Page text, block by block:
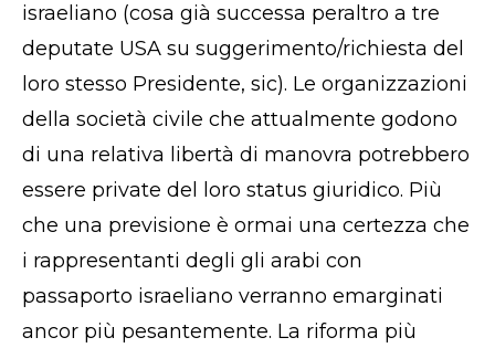
israeliano (cosa già successa peraltro a tre
deputate USA su suggerimento/richiesta del
loro stesso Presidente, sic). Le organizzazioni
della società civile che attualmente godono
di una relativa libertà di manovra potrebbero
essere private del loro status giuridico. Più
che una previsione è ormai una certezza che
i rappresentanti degli gli arabi con
passaporto israeliano verranno emarginati
ancor più pesantemente. La riforma più